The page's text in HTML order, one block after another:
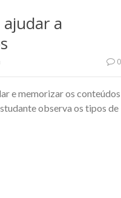
a
0
e memorizar os conteúdos
observa os tipos de